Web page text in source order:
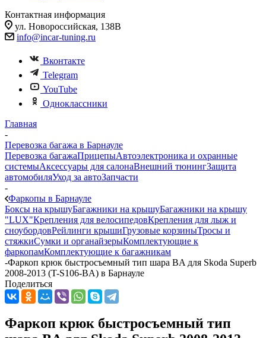
Контактная информация
ул. Новороссийская, 138В
info@incar-tuning.ru
Вконтакте
Telegram
YouTube
Одноклассники
Главная
-
Перевозка багажа в Барнауле
Перевозка багажаПрицепыАвтоэлектроника и охранные
системыАксессуары для салонаВнешний тюнингЗащита
автомобиляУход за автоЗапчасти
-
Фаркопы в Барнауле
Боксы на крышуБагажники на крышуБагажники на крышу
"LUX"Крепления для велосипедовКрепления для лыж и
сноубордовРейлинги крышиГрузовые корзиныТросы и
стяжкиСумки и органайзерыКомплектующие к
фаркопамКомплектующие к багажникам
-Фаркоп крюк быстросъемный тип шара BA для Skoda Superb
2008-2013 (T-S106-BA) в Барнауле
Поделиться
Фаркоп крюк быстросъемный тип